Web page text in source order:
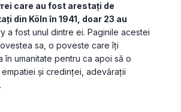
care au fost arestați de
din Köln în 1941, doar 23 au
a fost unul dintre ei. Paginile acestei
sa, o poveste care îți
în umanitate pentru ca apoi să o
și credinței, adevărații